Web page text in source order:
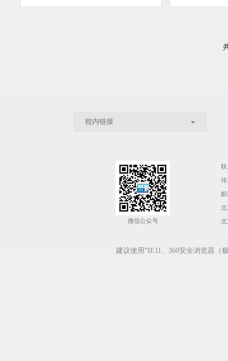
校内链接
微信公众号
联
传
邮
建议使用“IE11、360安全浏览器（